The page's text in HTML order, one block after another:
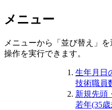
メニュー
メニューから「並び替え」
操作を実行できます。
生年月
技術職員
新規先
若年(35